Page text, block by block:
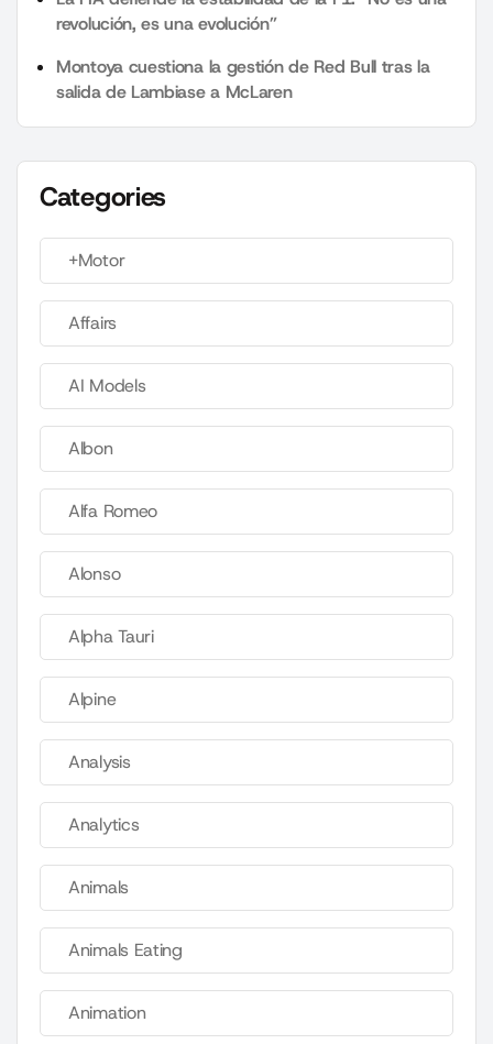
revolución, es una evolución”
Montoya cuestiona la gestión de Red Bull tras la
salida de Lambiase a McLaren
Categories
+Motor
Affairs
AI Models
Albon
Alfa Romeo
Alonso
Alpha Tauri
Alpine
Analysis
Analytics
Animals
Animals Eating
Animation